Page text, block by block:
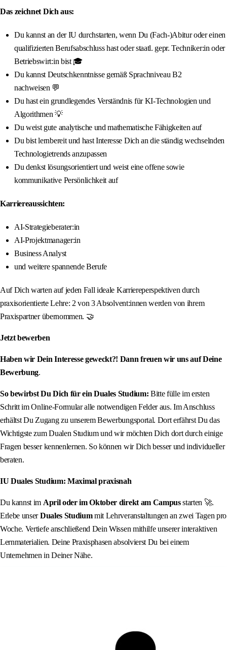
Das zeichnet Dich aus:
Du kannst an der IU durchstarten, wenn Du (Fach-)Abitur oder einen
qualifizierten Berufsabschluss hast oder staatl. gepr. Techniker:in oder
Betriebswirt:in bist 🎓
Du kannst Deutschkenntnisse gemäß Sprachniveau B2
nachweisen 💬
Du hast ein grundlegendes Verständnis für KI-Technologien und
Algorithmen 💡
Du weist gute analytische und mathematische Fähigkeiten auf
Du bist lernbereit und hast Interesse Dich an die ständig wechselnden
Technologietrends anzupassen
Du denkst lösungsorientiert und weist eine offene sowie
kommunikative Persönlichkeit auf
Karriereaussichten:
AI-Strategieberater:in
AI-Projektmanager:in
Business Analyst
und weitere spannende Berufe
Auf Dich warten auf jeden Fall ideale Karriereperspektiven durch
praxisorientierte Lehre: 2 von 3 Absolvent:innen werden von ihrem
Praxispartner übernommen. 🤝
Jetzt bewerben
Haben wir Dein Interesse geweckt?! Dann freuen wir uns auf Deine
Bewerbung.
So bewirbst Du Dich für ein Duales Studium: Bitte fülle im ersten
Schritt im Online-Formular alle notwendigen Felder aus. Im Anschluss
erhältst Du Zugang zu unserem Bewerbungsportal. Dort erfährst Du das
Wichtigste zum Dualen Studium und wir möchten Dich dort durch einige
Fragen besser kennenlernen. So können wir Dich besser und individueller
beraten.
IU Duales Studium: Maximal praxisnah
Du kannst im April oder im Oktober direkt am Campusstarten 🚀.
Erlebe unserDuales Studiummit Lehrveranstaltungen an zwei Tagen pro
Woche. Vertiefe anschließend Dein Wissen mithilfe unserer interaktiven
Lernmaterialien. Deine Praxisphasen absolvierst Du bei einem
Unternehmen in Deiner Nähe.